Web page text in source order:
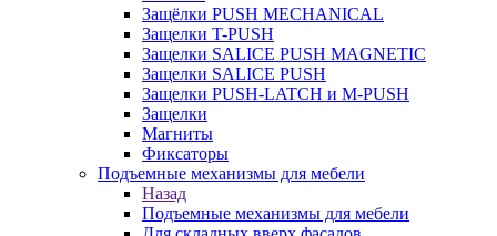
Защёлки PUSH MECHANICAL
Защелки T-PUSH
Защелки SALICE PUSH MAGNETIC
Защелки SALICE PUSH
Защелки PUSH-LATCH и M-PUSH
Защелки
Магниты
Фиксаторы
Подъемные механизмы для мебели
Назад
Подъемные механизмы для мебели